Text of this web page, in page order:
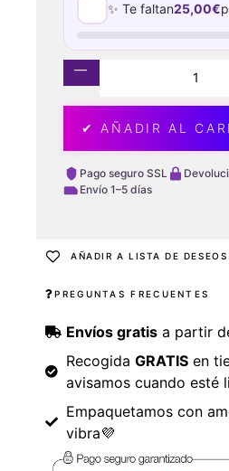
✨ Te faltan25,00€
✔ AÑADIR AL
Pago seguro SSL
Envío 1–5 días
AÑADIR A LISTA DE DESEOS
PREGUNTAS FRECUENTES
Envíos gratisa partir
Recogida GRATISen
avisamos cuando esté
Empaquetamos con
vibra💜